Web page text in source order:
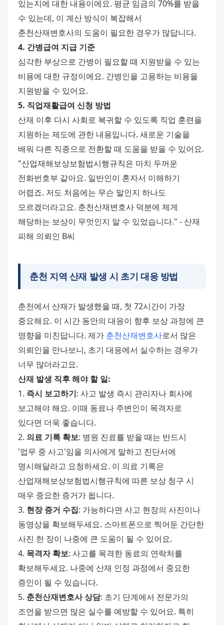
있는지에 대한 내용이에요. 평균 임금의 70%를 받을
수 있는데, 이 계산 방식이 복잡해서
춘천산재변호사의 도움이 필요한 경우가 많답니다.
4. 간병급여 지급 기준
심각한 부상으로 간병이 필요할 때 지원받을 수 있는
비용에 대한 규정이에요. 간병인을 고용하는 비용을
지원받을 수 있어요.
5. 직업재활급여 신청 방법
산재 이후 다시 사회로 복귀할 수 있도록 직업 훈련을
지원하는 제도에 관한 내용입니다. 새로운 기술을
배워 다른 직종으로 전환할 때 도움을 받을 수 있어요.
"산업재해보상보험법시행규칙은 마치 두꺼운
전화번호부 같아요. 일반인이 혼자서 이해하기
어렵죠. 저도 처음에는 무슨 말인지 하나도
모르겠더라고요. 춘천산재변호사 덕분에 제게
해당하는 보상이 무엇인지 알 수 있었습니다." - 산재
피해 의뢰인 B씨
춘천 지역 산재 발생 시 초기 대응 방법
춘천에서 산재가 발생했을 때, 첫 72시간이 가장
중요해요. 이 시간 동안의 대응이 향후 보상 과정에 큰
영향을 미친답니다. 제가 춘천산재변호사로서 많은
의뢰인을 만나보니, 초기 대응에서 실수하는 경우가
너무 많더라고요.
산재 발생 직후 해야 할 일:
1. 즉시 보고하기: 사고 발생 즉시 관리자나 회사에
보고해야 해요. 이때 동료나 주변인이 목격자로
있다면 더욱 좋습니다.
2. 의료 기록 확보: 병원 진료를 받을 때는 반드시
'업무 중 사고'임을 의사에게 말하고 진단서에
명시해달라고 요청하세요. 이 의료 기록은
산업재해보상보험법시행규칙에 따른 보상 청구 시
매우 중요한 증거가 됩니다.
3. 현장 증거 수집: 가능하다면 사고 현장의 사진이나
동영상을 확보해두세요. 스마트폰으로 찍어둔 간단한
사진 한 장이 나중에 큰 도움이 될 수 있어요.
4. 목격자 확보: 사고를 목격한 동료의 연락처를
확보해두세요. 나중에 산재 인정 과정에서 중요한
증인이 될 수 있습니다.
5. 춘천산재변호사 상담: 초기 단계에서 전문가의
조언을 받으면 많은 실수를 예방할 수 있어요. 특히